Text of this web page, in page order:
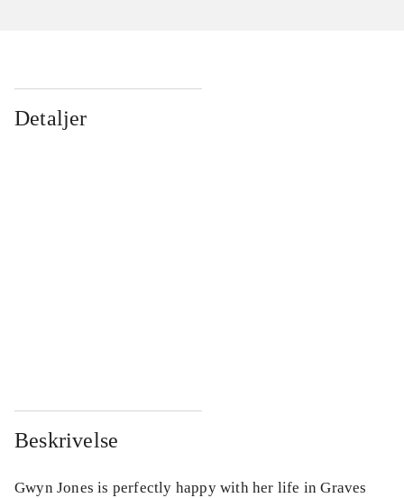
Detaljer
Beskrivelse
Gwyn Jones is perfectly happy with her life in Graves